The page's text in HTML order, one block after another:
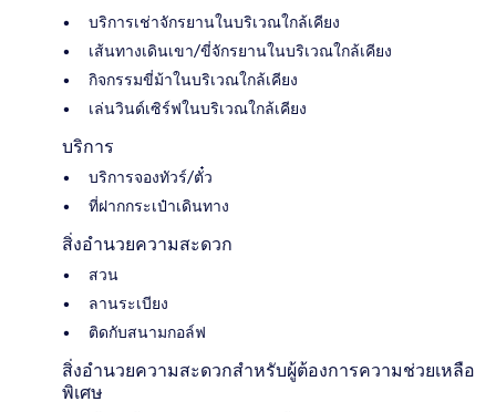
บริการเช่าจักรยานในบริเวณใกล้เคียง
เส้นทางเดินเขา/ขี่จักรยานในบริเวณใกล้เคียง
กิจกรรมขี่ม้าในบริเวณใกล้เคียง
เล่นวินด์เซิร์ฟในบริเวณใกล้เคียง
บริการ
บริการจองทัวร์/ตั๋ว
ที่ฝากกระเป๋าเดินทาง
สิ่งอำนวยความสะดวก
สวน
ลานระเบียง
ติดกับสนามกอล์ฟ
สิ่งอำนวยความสะดวกสำหรับผู้ต้องการความช่วยเหลือ
พิเศษ